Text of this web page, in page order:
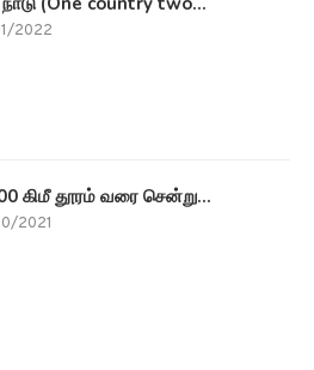
2022
கிமீ தூரம் வரை சென்று...
2021